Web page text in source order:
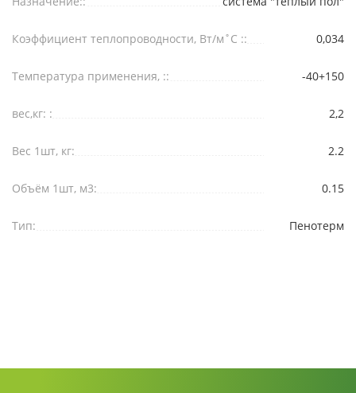
Коэффициент теплопроводности, Вт/м˚С :: 0,034
Температура применения, :: -40+150
вес,кг: : 2,2
Вес 1шт, кг: 2.2
Объём 1шт, м3: 0.15
Тип: Пенотерм